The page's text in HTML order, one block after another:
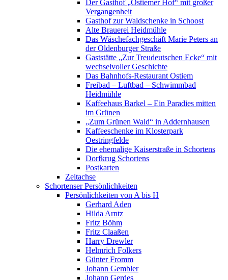
Der Gasthof „Ostiemer Hof“ mit großer
Vergangenheit
Gasthof zur Waldschenke in Schoost
Alte Brauerei Heidmühle
Das Wäschefachgeschäft Marie Peters an
der Oldenburger Straße
Gaststätte „Zur Treudeutschen Ecke“ mit
wechselvoller Geschichte
Das Bahnhofs-Restaurant Ostiem
Freibad – Luftbad – Schwimmbad
Heidmühle
Kaffeehaus Barkel – Ein Paradies mitten
im Grünen
„Zum Grünen Wald“ in Addernhausen
Kaffeeschenke im Klosterpark
Oestringfelde
Die ehemalige Kaiserstraße in Schortens
Dorfkrug Schortens
Postkarten
Zeitachse
Schortenser Persönlichkeiten
Persönlichkeiten von A bis H
Gerhard Aden
Hilda Arntz
Fritz Böhm
Fritz Claaßen
Harry Drewler
Helmrich Folkers
Günter Fromm
Johann Gembler
Johann Gerdes